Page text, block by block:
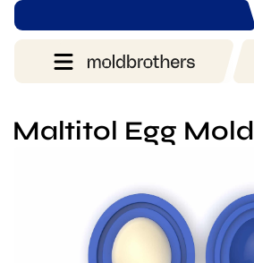
Maltitol Egg Mold